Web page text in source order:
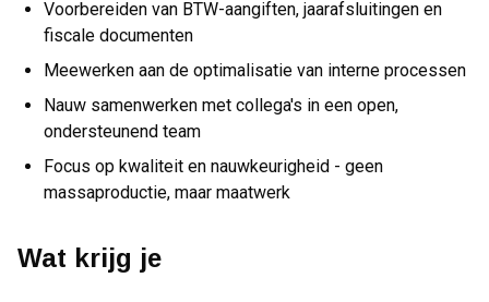
Voorbereiden van BTW-aangiften, jaarafsluitingen en
fiscale documenten
Meewerken aan de optimalisatie van interne processen
Nauw samenwerken met collega's in een open,
ondersteunend team
Focus op kwaliteit en nauwkeurigheid - geen
massaproductie, maar maatwerk
Wat krijg je